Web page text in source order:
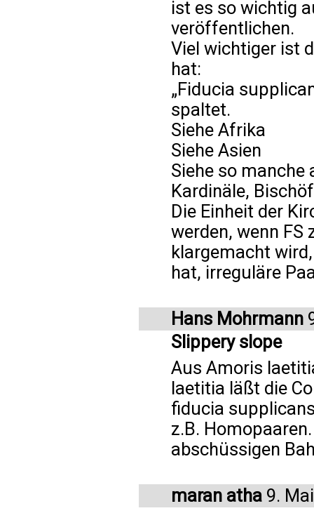
ist es so wichtig
veröffentlichen.
Viel wichtiger ist
hat:
„Fiducia
spaltet.
Siehe Afrika
Siehe Asien
Siehe so
Kardinäle,
Die Einheit der
werden, wenn FS
klargemacht
hat, irreguläre
Hans Mohrmann
Slippery slope
Aus Amoris
laetitia läßt die
fiducia
z.B.
abschüssigen
maran atha 9.